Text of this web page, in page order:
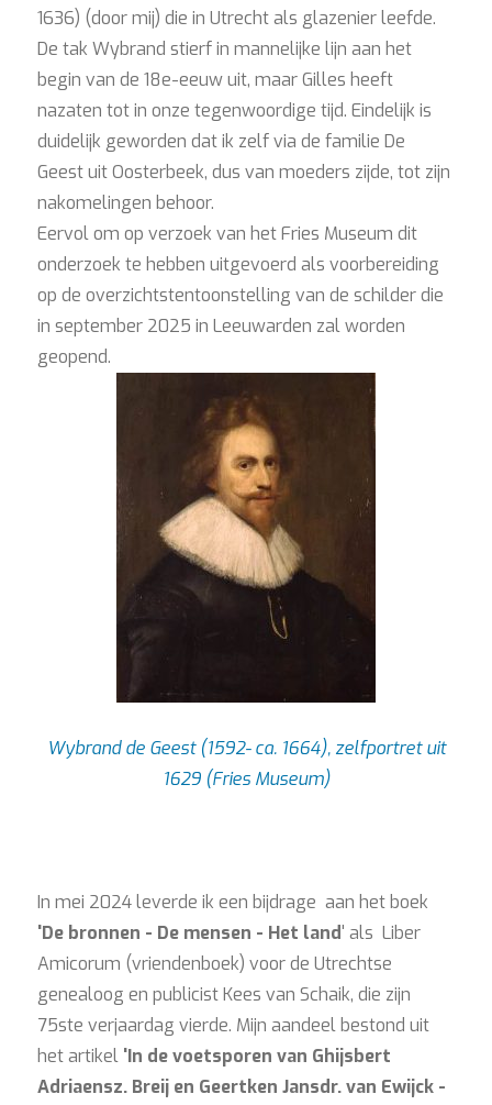
1636) (door mij) die in Utrecht als glazenier leefde.
De tak Wybrand stierf in mannelijke lijn aan het
begin van de 18e-eeuw uit, maar Gilles heeft
nazaten tot in onze tegenwoordige tijd. Eindelijk is
duidelijk geworden dat ik zelf via de familie De
Geest uit Oosterbeek, dus van moeders zijde, tot zijn
nakomelingen behoor.
Eervol om op verzoek van het Fries Museum dit
onderzoek te hebben uitgevoerd als voorbereiding
op de overzichtstentoonstelling van de schilder die
in september 2025 in Leeuwarden zal worden
geopend.
Wybrand de Geest (1592- ca. 1664), zelfportret uit
1629 (Fries Museum)
In mei 2024 leverde ik een bijdrage aan het boek
'De bronnen - De mensen - Het land' als Liber
Amicorum (vriendenboek) voor de Utrechtse
genealoog en publicist Kees van Schaik, die zijn
75ste verjaardag vierde. Mijn aandeel bestond uit
het artikel 'In de voetsporen van Ghijsbert
Adriaensz. Breij en Geertken Jansdr. van Ewijck -